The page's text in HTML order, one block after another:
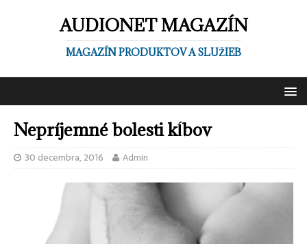
AUDIONET MAGAZÍN
MAGAZÍN PRODUKTOV A SLUŽIEB
Nepríjemné bolesti kĺbov
30 decembra, 2016 Admin